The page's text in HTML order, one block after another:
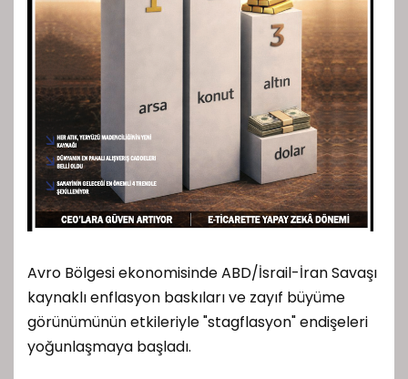
Avro Bölgesi ekonomisinde ABD/İsrail-İran Savaşı
kaynaklı enflasyon baskıları ve zayıf büyüme
görünümünün etkileriyle "stagflasyon" endişeleri
yoğunlaşmaya başladı.